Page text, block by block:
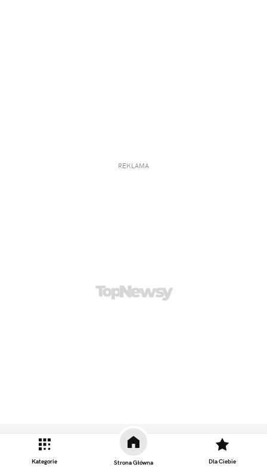
Kategorie Strona Główna Dla Ciebie
REKLAMA
Zobacz również